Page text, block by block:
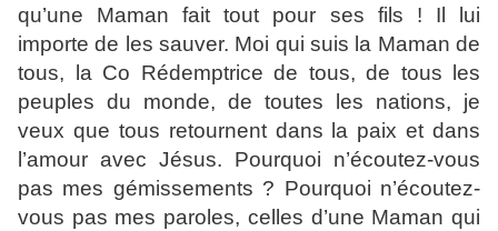
qu’une Maman fait tout pour ses fils ! Il lui
importe de les sauver. Moi qui suis la Maman de
tous, la Co Rédemptrice de tous, de tous les
peuples du monde, de toutes les nations, je
veux que tous retournent dans la paix et dans
l’amour avec Jésus. Pourquoi n’écoutez-vous
pas mes gémissements ? Pourquoi n’écoutez-
vous pas mes paroles, celles d’une Maman qui